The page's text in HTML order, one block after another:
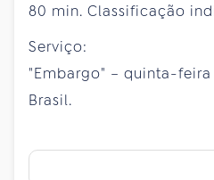
80 min. Classificação
Serviço:
"Embargo" – quinta-feira
Brasil.